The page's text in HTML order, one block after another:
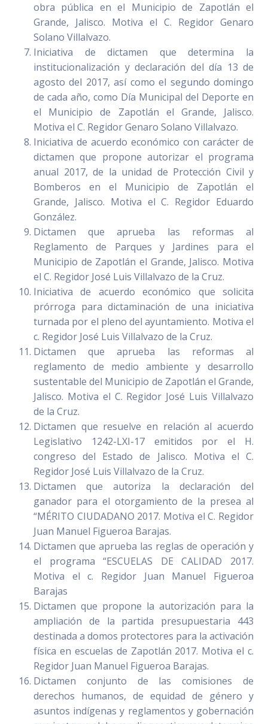
obra pública en el Municipio de Zapotlán el
Grande, Jalisco. Motiva el C. Regidor Genaro
Solano Villalvazo.
Iniciativa de dictamen que determina la
institucionalización y declaración del día 13 de
agosto del 2017, así como el segundo domingo
de cada año, como Día Municipal del Deporte en
el Municipio de Zapotlán el Grande, Jalisco.
Motiva el C. Regidor Genaro Solano Villalvazo.
Iniciativa de acuerdo económico con carácter de
dictamen que propone autorizar el programa
anual 2017, de la unidad de Protección Civil y
Bomberos en el Municipio de Zapotlán el
Grande, Jalisco. Motiva el C. Regidor Eduardo
González.
Dictamen que aprueba las reformas al
Reglamento de Parques y Jardines para el
Municipio de Zapotlán el Grande, Jalisco. Motiva
el C. Regidor José Luis Villalvazo de la Cruz.
Iniciativa de acuerdo económico que solicita
prórroga para dictaminación de una iniciativa
turnada por el pleno del ayuntamiento. Motiva el
c. Regidor José Luis Villalvazo de la Cruz.
Dictamen que aprueba las reformas al
reglamento de medio ambiente y desarrollo
sustentable del Municipio de Zapotlán el Grande,
Jalisco. Motiva el C. Regidor José Luis Villalvazo
de la Cruz.
Dictamen que resuelve en relación al acuerdo
Legislativo 1242-LXI-17 emitidos por el H.
congreso del Estado de Jalisco. Motiva el C.
Regidor José Luis Villalvazo de la Cruz.
Dictamen que autoriza la declaración del
ganador para el otorgamiento de la presea al
“MÉRITO CIUDADANO 2017. Motiva el C. Regidor
Juan Manuel Figueroa Barajas.
Dictamen que aprueba las reglas de operación y
el programa “ESCUELAS DE CALIDAD 2017.
Motiva el c. Regidor Juan Manuel Figueroa
Barajas
Dictamen que propone la autorización para la
ampliación de la partida presupuestaria 443
destinada a domos protectores para la activación
física en escuelas de Zapotlán 2017. Motiva el c.
Regidor Juan Manuel Figueroa Barajas.
Dictamen conjunto de las comisiones de
derechos humanos, de equidad de género y
asuntos indígenas y reglamentos y gobernación